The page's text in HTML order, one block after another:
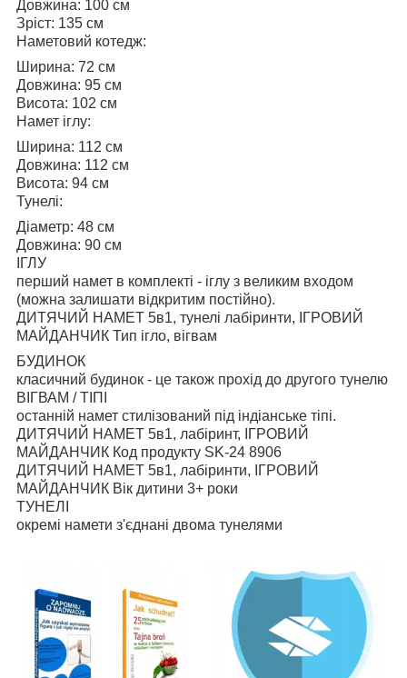
Довжина: 100 см
Зріст: 135 см
Наметовий котедж:
Ширина: 72 см
Довжина: 95 см
Висота: 102 см
Намет іглу:
Ширина: 112 см
Довжина: 112 см
Висота: 94 см
Тунелі:
Діаметр: 48 см
Довжина: 90 см
ІГЛУ
перший намет в комплекті - іглу з великим входом
(можна залишати відкритим постійно).
ДИТЯЧИЙ НАМЕТ 5в1, тунелі лабіринти, ІГРОВИЙ
МАЙДАНЧИК Тип ігло, вігвам
БУДИНОК
класичний будинок - це також прохід до другого тунелю
ВІГВАМ / ТІПІ
останній намет стилізований під індіанське тіпі.
ДИТЯЧИЙ НАМЕТ 5в1, лабіринт, ІГРОВИЙ
МАЙДАНЧИК Код продукту SK-24 8906
ДИТЯЧИЙ НАМЕТ 5в1, лабіринти, ІГРОВИЙ
МАЙДАНЧИК Вік дитини 3+ роки
ТУНЕЛІ
окремі намети з'єднані двома тунелями